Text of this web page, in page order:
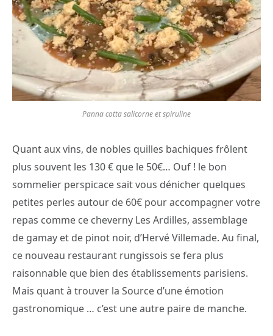
Panna cotta salicorne et spiruline
Quant aux vins, de nobles quilles bachiques frôlent
plus souvent les 130 € que le 50€… Ouf ! le bon
sommelier perspicace sait vous dénicher quelques
petites perles autour de 60€ pour accompagner votre
repas comme ce cheverny Les Ardilles, assemblage
de gamay et de pinot noir, d’Hervé Villemade. Au final,
ce nouveau restaurant rungissois se fera plus
raisonnable que bien des établissements parisiens.
Mais quant à trouver la Source d’une émotion
gastronomique … c’est une autre paire de manche.